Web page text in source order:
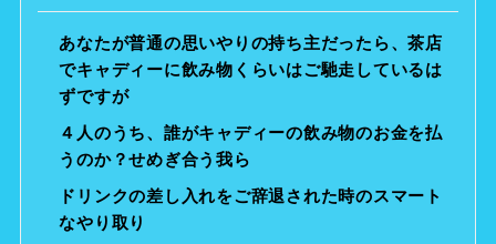
あなたが普通の思いやりの持ち主だったら、茶店
でキャディーに飲み物くらいはご馳走しているは
ずですが
４人のうち、誰がキャディーの飲み物のお金を払
うのか？せめぎ合う我ら
ドリンクの差し入れをご辞退された時のスマート
なやり取り